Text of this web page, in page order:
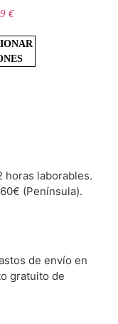
€
horas laborables.
(Península).
de envío en
gratuito de